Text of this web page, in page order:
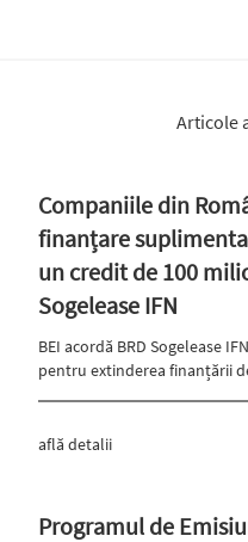
Articole
Companiile din
finanțare
un credit de 100
Sogelease IFN
BEI acordă BRD Sogelease
pentru extinderea finanțării
află detalii
Programul de